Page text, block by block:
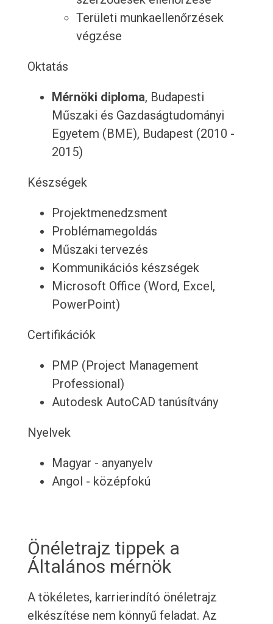
Területi munkaellenőrzések
végzése
Oktatás
Mérnöki diploma, Budapesti
Műszaki és Gazdaságtudományi
Egyetem (BME), Budapest (2010 -
2015)
Készségek
Projektmenedzsment
Problémamegoldás
Műszaki tervezés
Kommunikációs készségek
Microsoft Office (Word, Excel,
PowerPoint)
Certifikációk
PMP (Project Management
Professional)
Autodesk AutoCAD tanúsítvány
Nyelvek
Magyar - anyanyelv
Angol - középfokú
Önéletrajz tippek a
Általános mérnök
A tökéletes, karrierindító önéletrajz
elkészítése nem könnyű feladat. Az